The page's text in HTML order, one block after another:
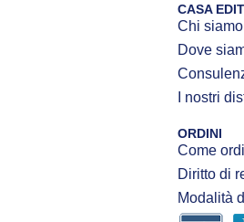
CASA
Chi siamo
Dove
I nostri
ORDINI
Come
Diritto di
Modalità